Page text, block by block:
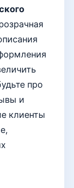
про
и
клиенты